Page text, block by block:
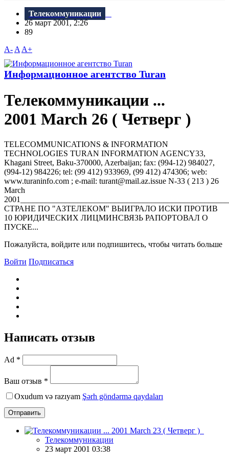
Телекоммуникации
26 март 2001, 2:26
89
A- A A+
Информационное агентство Turan
Телекоммуникации ...
2001 March 26 ( Четверг )
TELECOMMUNICATIONS & INFORMATION
TECHNOLOGIES TURAN INFORMATION AGENCY33,
Khagani Street, Baku-370000, Azerbaijan; fax: (994-12) 984027,
(994-12) 984226; tel: (99 412) 933969, (99 412) 474306; web:
www.turaninfo.com ; e-mail: turant@mail.az.issue N-33 ( 213 ) 26
March
СТРАНЕ ПО "АЗТЕЛЕКОМ" ВЫИГРАЛО ИСКИ ПРОТИВ
10 ЮРИДИЧЕСКИХ ЛИЦМИНСВЯЗЬ РАПОРТОВАЛ О
ПУСКЕ...
Пожалуйста, войдите или подпишитесь, чтобы читать больше
Войти Подписаться
Написать отзыв
Ad *
Ваш отзыв *
Oxudum və razıyam Şərh göndərmə qaydaları
Отправить
Телекоммуникации
23 март 2001 03:38